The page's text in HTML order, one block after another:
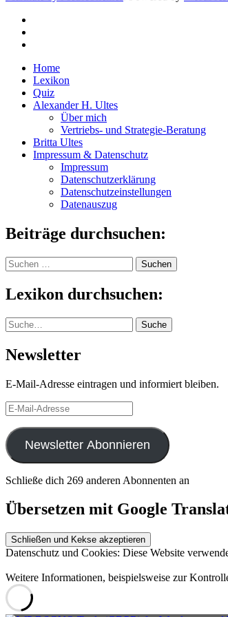
Home
Lexikon
Quiz
Alexander H. Ultes
Über mich
Vertriebs- und Strategie-Beratung
Britta Ultes
Impressum & Datenschutz
Impressum
Datenschutzerklärung
Datenschutzeinstellungen
Datenauszug
Beiträge durchsuchen:
Suchen
nach:
Lexikon durchsuchen:
Suche Suche
Newsletter
E-Mail-Adresse eintragen und informiert bleiben.
E-
Mail-
Adresse
Newsletter Abonnieren
Schließe dich 269 anderen Abonnenten an
Übersetzen mit Google
Datenschutz und Cookies: Diese Website
Weitere Informationen, beispielsweise zur